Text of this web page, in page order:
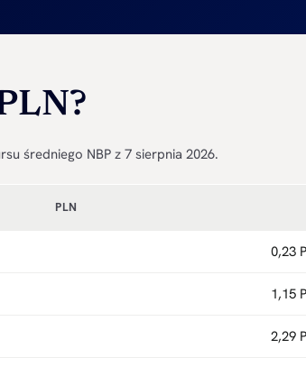
średniego NBP z 7 sierpnia 2026.
PLN
0,23
1,15
2,29